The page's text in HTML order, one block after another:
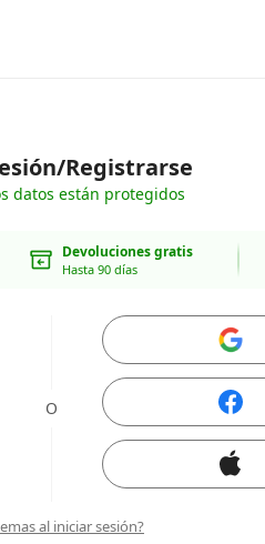
Registrarse
datos están protegidos
Devoluciones gratis
Hasta 90 días
O
al iniciar sesión?